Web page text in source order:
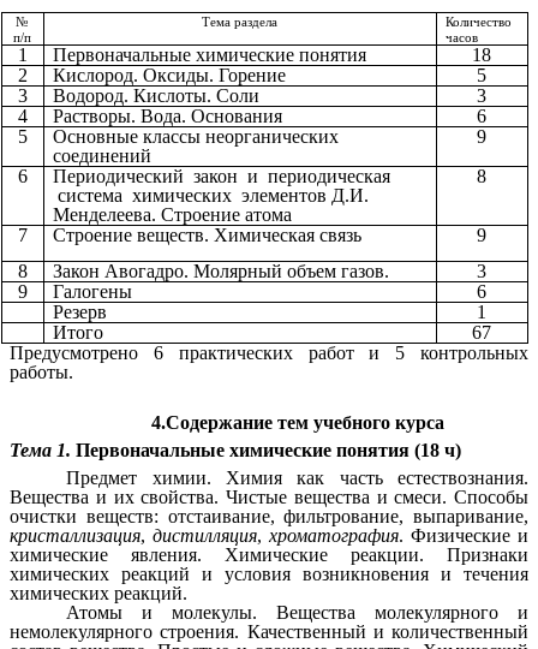
№
п/п
Тема раздела
Количество
часов
1 Первоначальные химические понятия
18
2
Кислород. Оксиды. Горение
5
3
Водород. Кислоты. Соли
3
4
Растворы. Вода. Основания
6
5
Основные классы неорганических
соединений
9
6
Периодический закон и периодическая
система химических элементов Д.И.
Менделеева. Строение атома
8
7 Строение веществ. Химическая связь
9
8
Закон Авогадро. Молярный объем газов.
3
9
Галогены
6
Резерв
1
Итого
67
Предусмотрено 6 практических работ и 5 контрольных
работы.
4.Содержание тем учебного курса
Тема 1. Первоначальные химические понятия (18 ч)
Предмет химии. Химия как часть естествознания.
Вещества и их свойства. Чистые вещества и смеси. Способы
очистки веществ: отстаивание, фильтрование, выпаривание,
кристаллизация, дистилляция, хроматография. Физические и
химические явления. Химические реакции. Признаки
химических реакций и условия возникновения и течения
химических реакций.
Атомы и молекулы. Вещества молекулярного и
немолекулярного строения. Качественный и количественный